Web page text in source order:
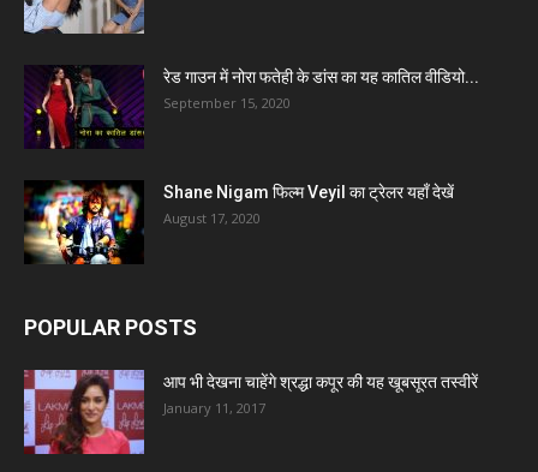
रेड गाउन में नोरा फतेही के डांस का यह कातिल वीडियो...
September 15, 2020
Shane Nigam फिल्म Veyil का ट्रेलर यहाँ देखें
August 17, 2020
POPULAR POSTS
आप भी देखना चाहेंगे श्रद्धा कपूर की यह खूबसूरत तस्वीरें
January 11, 2017